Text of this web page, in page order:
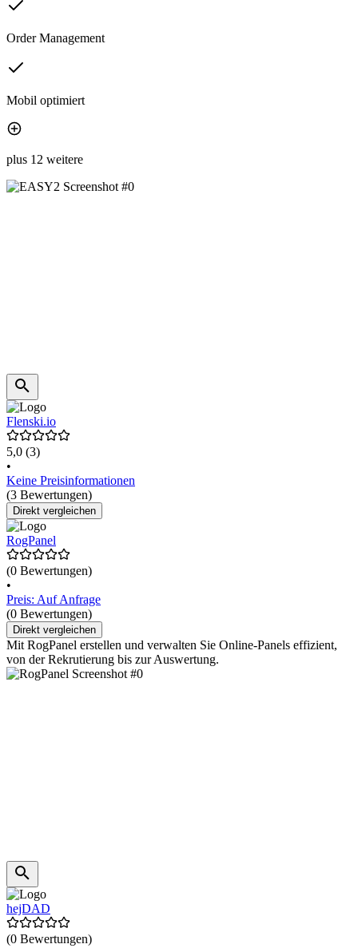
Order Management
Mobil optimiert
plus 12 weitere
Flenski.io
5,0 (3)
•
Keine Preisinformationen
(3 Bewertungen)
Direkt vergleichen
RogPanel
(0 Bewertungen)
•
Preis: Auf Anfrage
(0 Bewertungen)
Direkt vergleichen
Mit RogPanel erstellen und verwalten Sie Online-Panels effizient,
von der Rekrutierung bis zur Auswertung.
hejDAD
(0 Bewertungen)